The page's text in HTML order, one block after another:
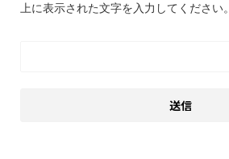
上に表示された文字を入力してください。